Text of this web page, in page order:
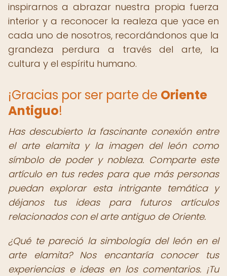
inspirarnos a abrazar nuestra propia fuerza
interior y a reconocer la realeza que yace en
cada uno de nosotros, recordándonos que la
grandeza perdura a través del arte, la
cultura y el espíritu humano.
¡Gracias por ser parte de Oriente
Antiguo!
Has descubierto la fascinante conexión entre
el arte elamita y la imagen del león como
símbolo de poder y nobleza. Comparte este
artículo en tus redes para que más personas
puedan explorar esta intrigante temática y
déjanos tus ideas para futuros artículos
relacionados con el arte antiguo de Oriente.
¿Qué te pareció la simbología del león en el
arte elamita? Nos encantaría conocer tus
experiencias e ideas en los comentarios. ¡Tu